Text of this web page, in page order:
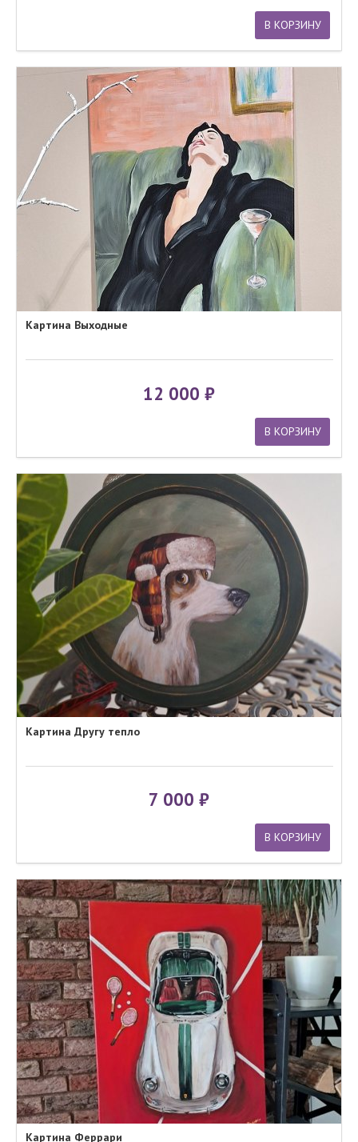
В КОРЗИНУ
Картина Выходные
12 000
В КОРЗИНУ
Картина Другу тепло
7 000
В КОРЗИНУ
Картина Феррари